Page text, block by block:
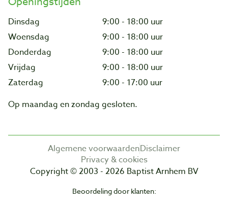
Dinsdag
9:00 - 18:00 uur
Woensdag
9:00 - 18:00 uur
Donderdag
9:00 - 18:00 uur
Vrijdag
9:00 - 18:00 uur
Zaterdag
9:00 - 17:00 uur
Op maandag en zondag gesloten.
Algemene voorwaardenDisclaimer
Privacy & cookies
Copyright © 2003 - 2026 Baptist Arnhem BV
Beoordeling door klanten: